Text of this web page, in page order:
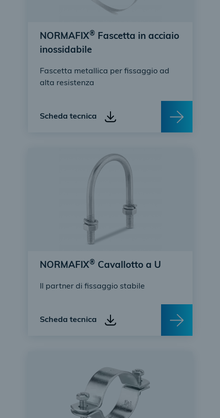
NORMAFIX® Fascetta in acciaio
inossidabile
Fascetta metallica per fissaggio ad
alta resistenza
Scheda tecnica
NORMAFIX® Cavallotto a U
Il partner di fissaggio stabile
Scheda tecnica